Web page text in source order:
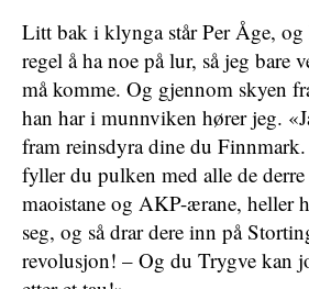
Litt bak i klynga står Per Åge, og
regel å ha noe på lur, så jeg bare
må komme. Og gjennom skyen
han har i munnviken hører jeg.
fram reinsdyra dine du
fyller du pulken med alle de
maoistane og AKP-ærane, heller
seg, og så drar dere inn på
revolusjon! – Og du Trygve kan